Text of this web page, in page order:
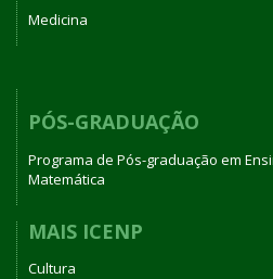
Medicina
PÓS-GRADUAÇÃO
Programa de Pós-graduação em
Matemática
MAIS ICENP
Cultura